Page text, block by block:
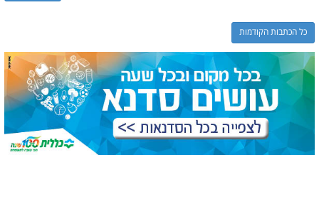
כל הכתבות הקודמות